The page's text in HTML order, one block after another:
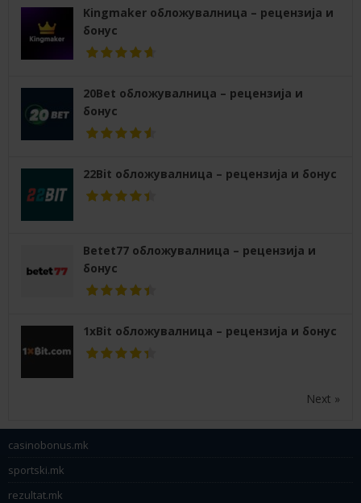
Kingmaker обложувалница – рецензија и
бонус
20Bet обложувалница – рецензија и
бонус
22Bit обложувалница – рецензија и бонус
Betet77 обложувалница – рецензија и
бонус
1xBit обложувалница – рецензија и бонус
Next »
casinobonus.mk
sportski.mk
rezultat.mk